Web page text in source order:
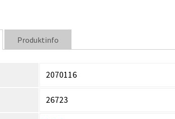
Produktinfo
2070116
26723